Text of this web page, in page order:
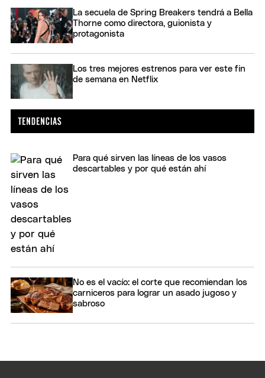
La secuela de Spring Breakers tendrá a Bella
Thorne como directora, guionista y
protagonista
Los tres mejores estrenos para ver este fin
de semana en Netflix
Para qué sirven las líneas de los vasos
descartables y por qué están ahí
No es el vacío: el corte que recomiendan los
carniceros para lograr un asado jugoso y
sabroso